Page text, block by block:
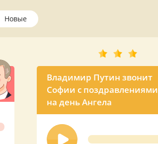
Новые
Владимир Путин звонит
Софии с поздравлениями
на день Ангела